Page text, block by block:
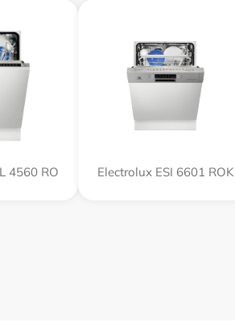
4560 RO Electrolux ESI 6601 ROK